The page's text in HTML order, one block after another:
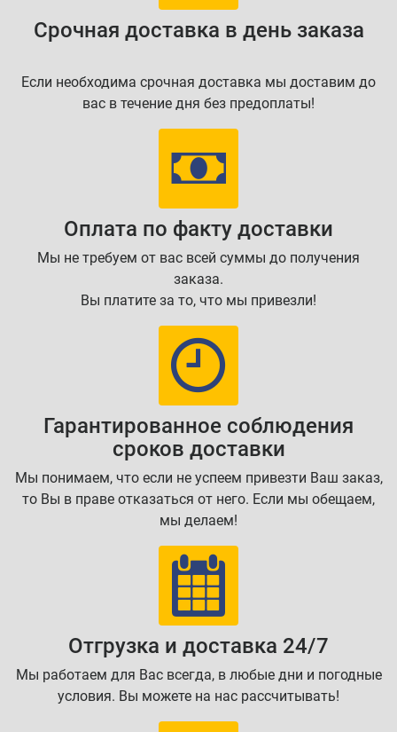
Срочная доставка в день заказа
Если необходима срочная доставка мы доставим до
вас в течение дня без предоплаты!
Оплата по факту доставки
Мы не требуем от вас всей суммы до получения
заказа.
Вы платите за то, что мы привезли!
Гарантированное соблюдения
сроков доставки
Мы понимаем, что если не успеем привезти Ваш заказ,
то Вы в праве отказаться от него. Если мы обещаем,
мы делаем!
Отгрузка и доставка 24/7
Мы работаем для Вас всегда, в любые дни и погодные
условия. Вы можете на нас рассчитывать!